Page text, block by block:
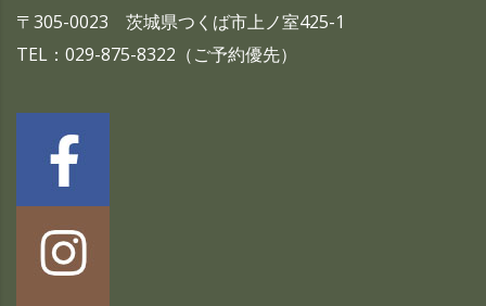
〒305-0023 茨城県つくば市上ノ室425-1
TEL：029-875-8322（ご予約優先）